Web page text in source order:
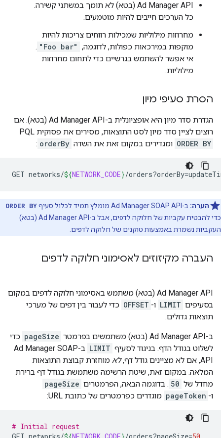
‫Ad Manager API (בטא) לא תומך במשתני קשירה.
כל הערכים חייבים להיות מוטמעים.
מחרוזות מילוליות שמכילות רווחים צריכות להיות
מוקפות במירכאות כפולות, לדוגמה, "Foo bar"
.
אי אפשר להשתמש בגרשיים כדי לתחום מחרוזות
מילוליות.
הסרת סעיפי מיון
הגדרת סדר מיון היא אופציונלית ב-Ad Manager API (בטא). אם
רוצים לציין סדר מיון לסט התוצאות, מסירים את פסוקית PQL‏
ORDER BY ומגדירים במקום זאת את השדה orderBy
:
GET networks/${NETWORK_CODE}/orders?orderBy=
הערה: ב-Ad Manager SOAP API מומלץ תמיד לכלול סעיף
ORDER BY
כדי להבטיח עקביות של חלוקה לדפים, אבל ב-Ad Manager API (בטא)
העקביות נשמרת באמצעות טוקנים של חלוקה לדפים.
העברה מקיזוזים לאסימוני חלוקה לדפים
‫Ad Manager API (בטא) משתמש באסימוני חלוקה לדפים במקום
בסעיפים LIMIT ו- OFFSET כדי לעבור בין דפים של מערכי
תוצאות גדולים.
ב-Ad Manager API (בטא) משתמשים בפרמטר pageSize כדי
לשלוט בגודל הדף. בניגוד לסעיף LIMIT
ב-Ad Manager SOAP
API, אם לא מציינים גודל דף,
לא מוחזרת קבוצת התוצאות
המלאה. במקום זאת, שיטת הרשימה משתמשת בגודל דף ברירת
מחדל של 50 . בדוגמה הבאה, הפרמטרים pageSize
ו- pageToken מוגדרים כפרמטרים של כתובת URL:
# Initial request